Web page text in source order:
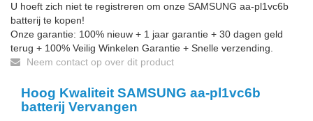
U hoeft zich niet te registreren om onze SAMSUNG aa-pl1vc6b
batterij te kopen!
Onze garantie: 100% nieuw + 1 jaar garantie + 30 dagen geld
terug + 100% Veilig Winkelen Garantie + Snelle verzending.
Neem contact op over dit product
Hoog Kwaliteit SAMSUNG aa-pl1vc6b
batterij Vervangen